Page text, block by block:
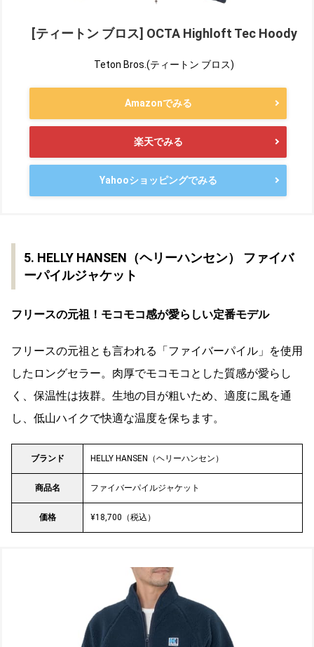
[ティートン ブロス] OCTA Highloft Tec Hoody
Teton Bros.(ティートン ブロス)
Amazonでみる
楽天でみる
Yahooショッピングでみる
5. HELLY HANSEN（ヘリーハンセン） ファイバ
ーパイルジャケット
フリースの元祖！モコモコ感が愛らしい定番モデル
フリースの元祖とも言われる「ファイバーパイル」を使用
したロングセラー。肉厚でモコモコとした質感が愛らし
く、保温性は抜群。生地の目が粗いため、適度に風を通
し、低山ハイクで快適な温度を保ちます。
ブランド HELLY HANSEN（ヘリーハンセン）
商品名 ファイバーパイルジャケット
価格 ¥18,700（税込）